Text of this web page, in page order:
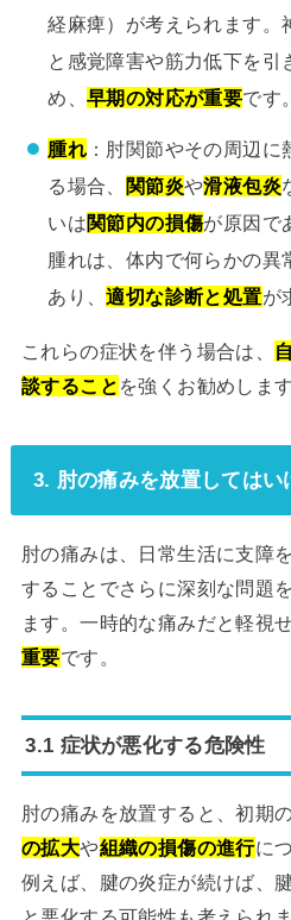
経麻痺）が考えられます。
と感覚障害や筋力低下を引
め、 早期の対応が重要です。
腫れ：肘関節やその周辺に
る場合、
関節炎や滑液包炎
いは関節内の損傷が原因で
腫れは、体内で何らかの異
あり、適切な診断と処置が
これらの症状を伴う場合は、
談すること を強くお勧めします
3. 肘の痛みを放置してはい
肘の痛みは、日常生活に支障
することでさらに深刻な問題
ます。一時的な痛みだと軽視せ
重要です。
3.1 症状が悪化する危険性
肘の痛みを放置すると、初期
の拡大や組織の損傷の進行に
例えば、腱の炎症が続けば、